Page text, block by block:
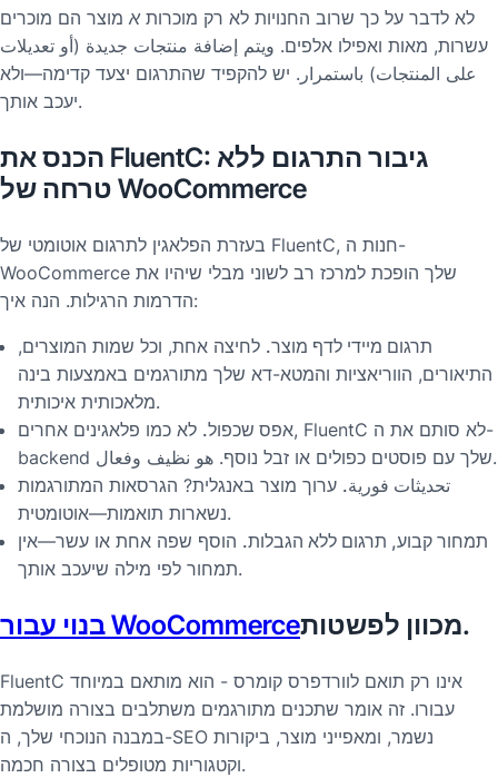
לא לדבר על כך שרוב החנויות לא רק מוכרותא מוצר הם מוכרים
עשרות, מאות ואפילו אלפים. ويتم إضافة منتجات جديدة (أو تعديلات
على المنتجات) باستمرار. יש להקפיד שהתרגום יצעד קדימה—ולא
יעכב אותך.
הכנס את FluentC: גיבור התרגום ללא
טרחה של WooCommerce
בעזרת הפלאגין לתרגום אוטומטי של FluentC, חנות ה-
WooCommerce שלך הופכת למרכז רב לשוני מבלי שיהיו את
הדרמות הרגילות. הנה איך:
תרגום מיידי לדף מוצר. לחיצה אחת, וכל שמות המוצרים,
התיאורים, הווריאציות והמטא-דא שלך מתורגמים באמצעות בינה
מלאכותית איכותית.
אפס שכפול. לא כמו פלאגינים אחרים, FluentC לא סותם את ה-
backend שלך עם פוסטים כפולים או זבל נוסף. هو نظيف وفعال.
تحديثات فورية. ערוך מוצר באנגלית? הגרסאות המתורגמות
נשארות תואמות—אוטומטית.
תמחור קבוע, תרגום ללא הגבלות. הוסף שפה אחת או עשר—אין
תמחור לפי מילה שיעכב אותך.
בנוי עבור WooCommerce מכוון לפשטות.
FluentC אינו רק תואם לוורדפרס קומרס - הוא מותאם במיוחד
עבורו. זה אומר שתכנים מתורגמים משתלבים בצורה מושלמת
במבנה הנוכחי שלך, ה-SEO נשמר, ומאפייני מוצר, ביקורות
וקטגוריות מטופלים בצורה חכמה.